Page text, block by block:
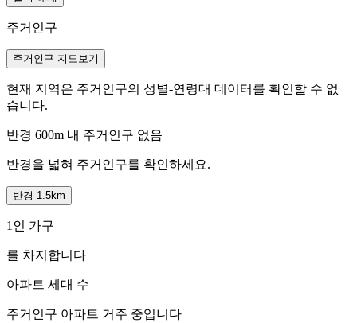
주거인구
주거인구 지도보기
현재 지역은 주거인구의 성별-연령대 데이터를 확인할 수 없
습니다.
반경 600m 내 주거인구 없음
반경을 넓혀 주거인구를 확인하세요.
반경 1.5km
1인 가구
를 차지합니다
아파트 세대 수
주거인구 아파트 거주 중입니다